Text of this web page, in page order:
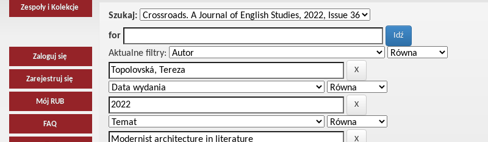
Zespoły i Kolekcje
Zaloguj się
Zarejestruj się
Mój RUB
FAQ
Szukaj:
for
Aktualne filtry: